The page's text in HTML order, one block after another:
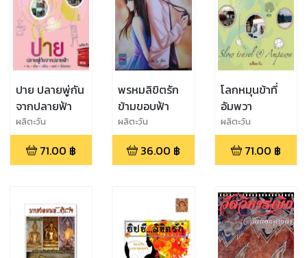
ปาย ปลายพู่กัน
จากปลายฟ้า
ผลิตะวัน
71.00 ฿
พรหมลิขิตรัก
ข้ามขอบฟ้า
ผลิตะวัน
36.00 ฿
โลกหมุนข้าที่
อัมพวา
ผลิตะวัน
71.00 ฿